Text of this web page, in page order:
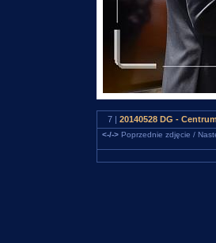
7 | 20140528 DG -
<-/->Poprzednie zdjęcie /